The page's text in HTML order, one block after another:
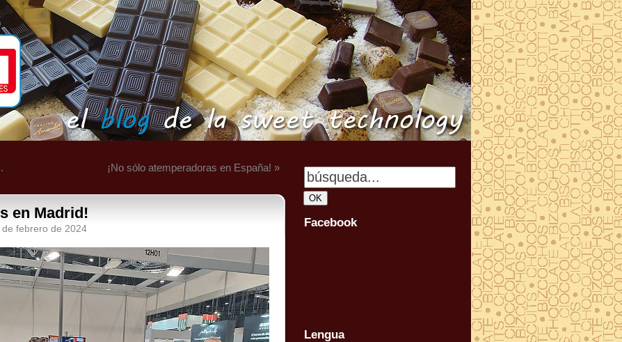
¡No sólo atemperadoras en España! »
en Madrid!
febrero de 2024 Facebook
Lengua